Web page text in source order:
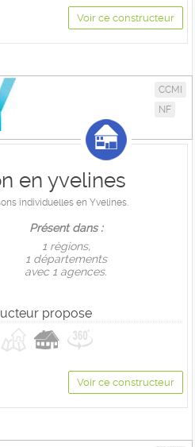
Voir ce constructeur
CCMI
NF
en yvelines
individuelles en Yvelines.
Présent dans :
1 règions,
1 départements
avec 1 agences.
propose
Voir ce constructeur